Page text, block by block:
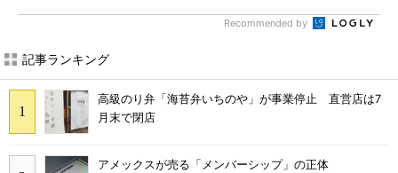
Recommended by
記事ランキング
高級のり弁「海苔弁いちのや」が事業停止 直営店は7
月末で閉店
アメックスが売る「メンバーシップ」の正体